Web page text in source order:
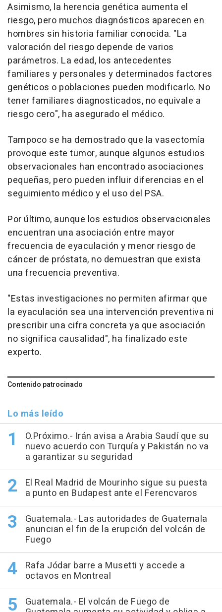
Asimismo, la herencia genética aumenta el
riesgo, pero muchos diagnósticos aparecen en
hombres sin historia familiar conocida. "La
valoración del riesgo depende de varios
parámetros. La edad, los antecedentes
familiares y personales y determinados factores
genéticos o poblaciones pueden modificarlo. No
tener familiares diagnosticados, no equivale a
riesgo cero", ha asegurado el médico.
Tampoco se ha demostrado que la vasectomía
provoque este tumor, aunque algunos estudios
observacionales han encontrado asociaciones
pequeñas, pero pueden influir diferencias en el
seguimiento médico y el uso del PSA.
Por último, aunque los estudios observacionales
encuentran una asociación entre mayor
frecuencia de eyaculación y menor riesgo de
cáncer de próstata, no demuestran que exista
una frecuencia preventiva.
"Estas investigaciones no permiten afirmar que
la eyaculación sea una intervención preventiva ni
prescribir una cifra concreta ya que asociación
no significa causalidad", ha finalizado este
experto.
Contenido patrocinado
Lo más leído
O.Próximo.- Irán avisa a Arabia Saudí que su
nuevo acuerdo con Turquía y Pakistán no va
a garantizar su seguridad
El Real Madrid de Mourinho sigue su puesta
a punto en Budapest ante el Ferencvaros
Guatemala.- Las autoridades de Guatemala
anuncian el fin de la erupción del volcán de
Fuego
Rafa Jódar barre a Musetti y accede a
octavos en Montreal
Guatemala.- El volcán de Fuego de